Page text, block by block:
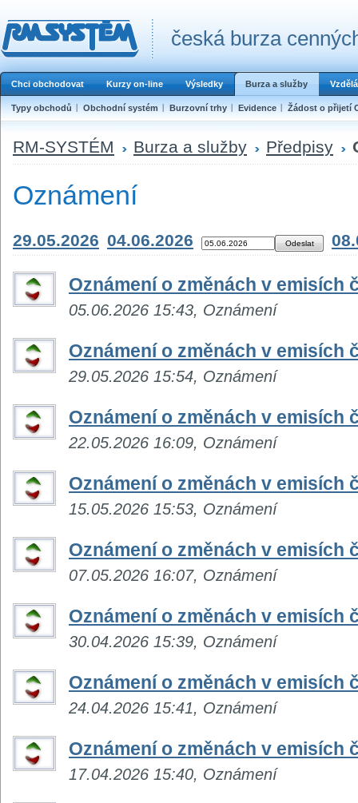
česká burza
Chci obchodovat Kurzy on-line Výsledky Burza a služby
Typy obchodů Obchodní systém Burzovní trhy Evidence Žádost o přijetí
RM-SYSTÉM Burza a služby Předpisy
Oznámení
29.05.2026 04.06.2026
Oznámení o změnách v emisích
05.06.2026 15:43, Oznámení
Oznámení o změnách v emisích
29.05.2026 15:54, Oznámení
Oznámení o změnách v emisích
22.05.2026 16:09, Oznámení
Oznámení o změnách v emisích
15.05.2026 15:53, Oznámení
Oznámení o změnách v emisích
07.05.2026 16:07, Oznámení
Oznámení o změnách v emisích
30.04.2026 15:39, Oznámení
Oznámení o změnách v emisích
24.04.2026 15:41, Oznámení
Oznámení o změnách v emisích
17.04.2026 15:40, Oznámení